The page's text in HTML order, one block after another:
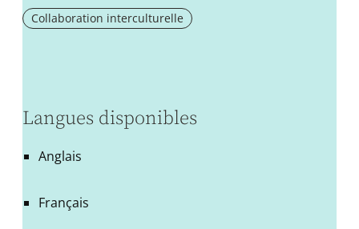
Collaboration interculturelle
Langues disponibles
Anglais
Français